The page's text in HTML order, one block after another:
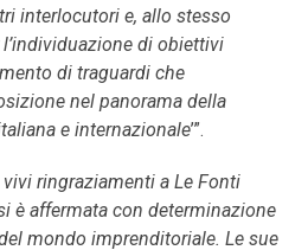
interlocutori e, allo stesso
di obiettivi
di traguardi che
nel panorama della
e internazionale’”.
ringraziamenti a Le Fonti
è affermata con determinazione
mondo imprenditoriale. Le sue